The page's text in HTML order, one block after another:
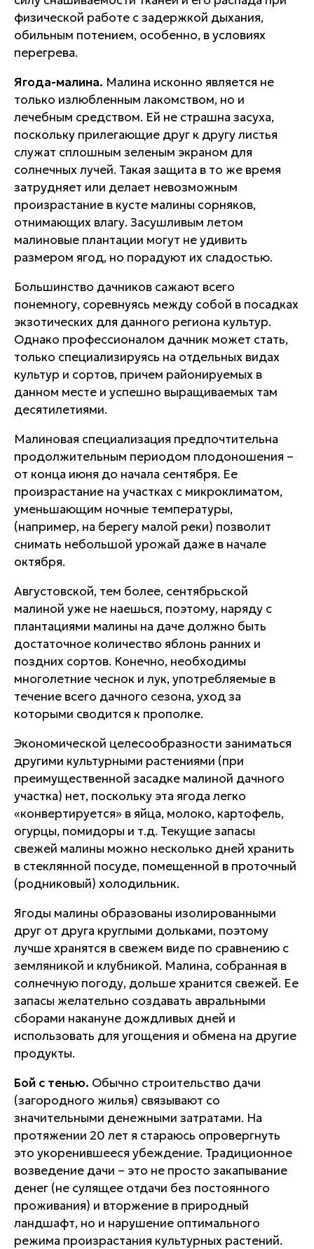
физической работе с задержкой дыхания,
обильным потением, особенно, в условиях
перегрева.
Ягода-малина. Малина исконно является не
только излюбленным лакомством, но и
лечебным средством. Ей не страшна засуха,
поскольку прилегающие друг к другу листья
служат сплошным зеленым экраном для
солнечных лучей. Такая защита в то же время
затрудняет или делает невозможным
произрастание в кусте малины сорняков,
отнимающих влагу. Засушливым летом
малиновые плантации могут не удивить
размером ягод, но порадуют их сладостью.
Большинство дачников сажают всего
понемногу, соревнуясь между собой в посадках
экзотических для данного региона культур.
Однако профессионалом дачник может стать,
только специализируясь на отдельных видах
культур и сортов, причем районируемых в
данном месте и успешно выращиваемых там
десятилетиями.
Малиновая специализация предпочтительна
продолжительным периодом плодоношения –
от конца июня до начала сентября. Ее
произрастание на участках с микроклиматом,
уменьшающим ночные температуры,
(например, на берегу малой реки) позволит
снимать небольшой урожай даже в начале
октября.
Августовской, тем более, сентябрьской
малиной уже не наешься, поэтому, наряду с
плантациями малины на даче должно быть
достаточное количество яблонь ранних и
поздних сортов. Конечно, необходимы
многолетние чеснок и лук, употребляемые в
течение всего дачного сезона, уход за
которыми сводится к прополке.
Экономической целесообразности заниматься
другими культурными растениями (при
преимущественной засадке малиной дачного
участка) нет, поскольку эта ягода легко
«конвертируется» в яйца, молоко, картофель,
огурцы, помидоры и т.д. Текущие запасы
свежей малины можно несколько дней хранить
в стеклянной посуде, помещенной в проточный
(родниковый) холодильник.
Ягоды малины образованы изолированными
друг от друга круглыми дольками, поэтому
лучше хранятся в свежем виде по сравнению с
земляникой и клубникой. Малина, собранная в
солнечную погоду, дольше хранится свежей. Ее
запасы желательно создавать авральными
сборами накануне дождливых дней и
использовать для угощения и обмена на другие
продукты.
Бой с тенью. Обычно строительство дачи
(загородного жилья) связывают со
значительными денежными затратами. На
протяжении 20 лет я стараюсь опровергнуть
это укоренившееся убеждение. Традиционное
возведение дачи – это не просто закапывание
денег (не сулящее отдачи без постоянного
проживания) и вторжение в природный
ландшафт, но и нарушение оптимального
режима произрастания культурных растений.